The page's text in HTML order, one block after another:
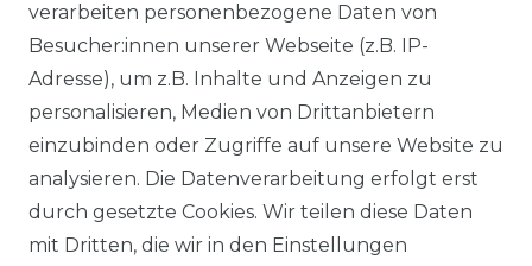
Casa Moda - Comfort Fit -
Bügelfreies Herren Business
kurzarm Hemd verschiedene
Farben (008070)
UVP 49,99 €
ab 47,99 € *
verarbeiten personenbezogene Daten von
Besucher:innen unserer Webseite (z.B. IP-
Adresse), um z.B. Inhalte und Anzeigen zu
personalisieren, Medien von Drittanbietern
einzubinden oder Zugriffe auf unsere Website zu
analysieren. Die Datenverarbeitung erfolgt erst
durch gesetzte Cookies. Wir teilen diese Daten
mit Dritten, die wir in den Einstellungen